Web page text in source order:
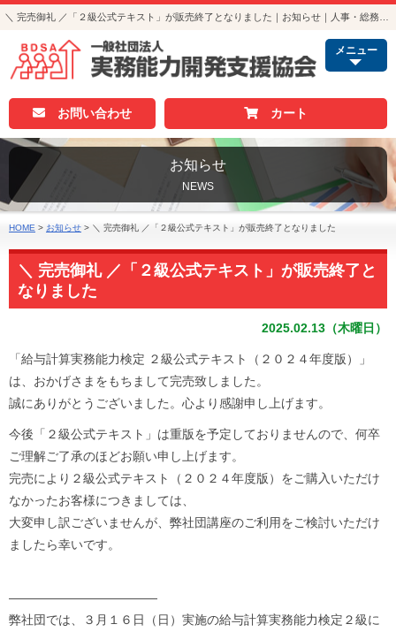
メニュー
お問い合わせ カート
お知らせ
NEWS
HOME > お知らせ > ＼ 完売御礼 ／「２級公式テキスト」が販売終了となりました
＼ 完売御礼 ／「２級公式テキスト」が販売終了と
なりました
2025.02.13（木曜日）
「給与計算実務能力検定 ２級公式テキスト（２０２４年度版）」
は、おかげさまをもちまして完売致しました。
誠にありがとうございました。心より感謝申し上げます。
今後「２級公式テキスト」は重版を予定しておりませんので、何卒
ご理解ご了承のほどお願い申し上げます。
完売により２級公式テキスト（２０２４年度版）をご購入いただけ
なかったお客様につきましては、
大変申し訳ございませんが、弊社団講座のご利用をご検討いただけ
ましたら幸いです。
————————————
弊社団では、３月１６日（日）実施の給与計算実務能力検定２級に